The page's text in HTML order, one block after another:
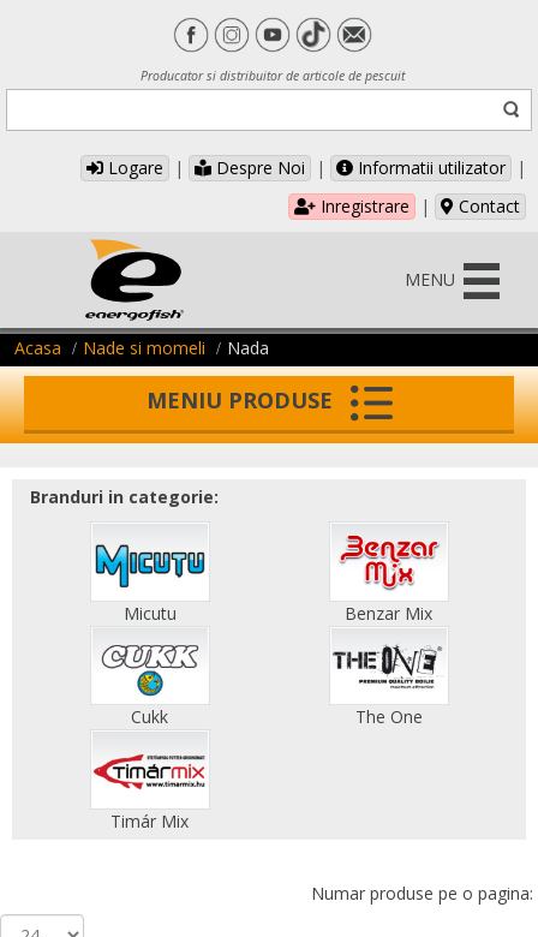
Producator si distribuitor de articole de pescuit
Logare | Despre Noi | Informatii utilizator
|
Inregistrare
| Contact
MENU
Acasa Nade si momeli Nada
MENIU PRODUSE
Branduri in categorie:
Micutu Benzar Mix
Cukk The One
Timár Mix
Numar produse pe o pagina: